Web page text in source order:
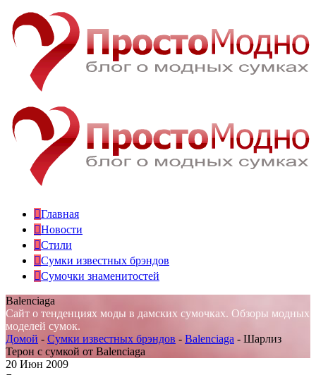
Главная
Новости
Стили
Сумки известных брэндов
Сумочки знаменитостей
Balenciaga
Сайт о тенденциях моды в дамских сумочках. Обзоры модных
моделей сумок.
Домой - Сумки известных брэндов - Balenciaga - Шарлиз
Терон c сумкой от Balenciaga
20 Июн 2009